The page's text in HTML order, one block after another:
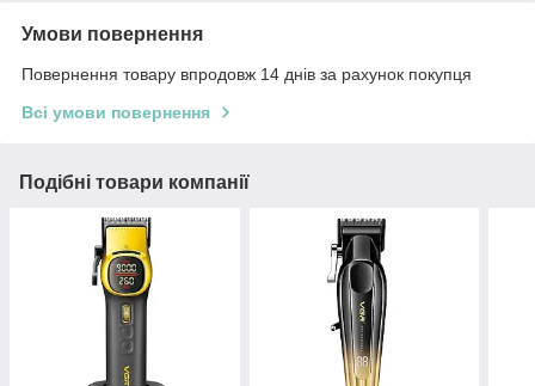
Умови повернення
Повернення товару впродовж 14 днів за рахунок покупця
Всі умови повернення
Подібні товари компанії